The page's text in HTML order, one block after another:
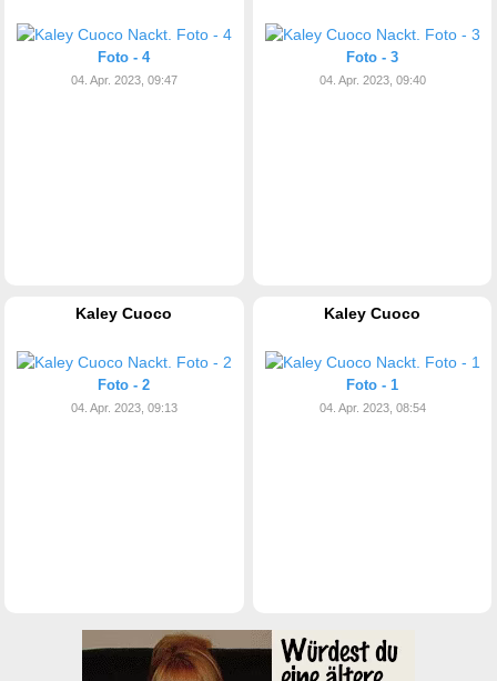
Foto - 4
04. Apr. 2023, 09:47
Foto - 3
04. Apr. 2023, 09:40
Kaley Cuoco
Foto - 2
04. Apr. 2023, 09:13
Kaley Cuoco
Foto - 1
04. Apr. 2023, 08:54